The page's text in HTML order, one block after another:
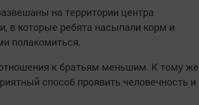
на территории центра
в которые ребята насыпали корм и
полакомиться.
к братьям меньшим. К тому
способ проявить человечность и